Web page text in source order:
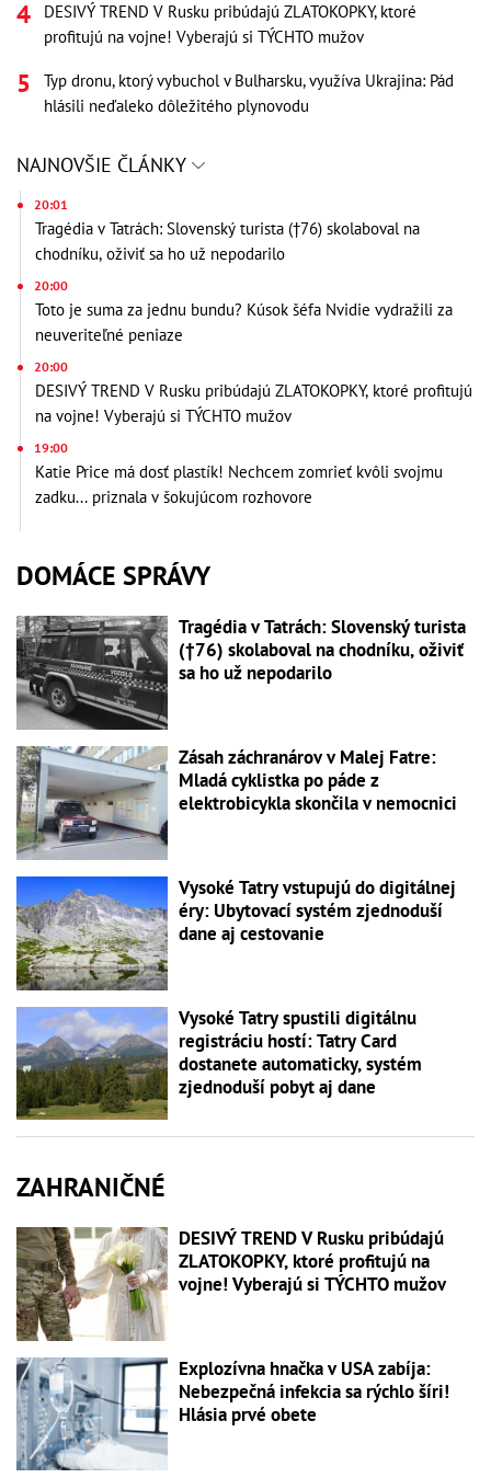
DESIVÝ TREND V Rusku pribúdajú ZLATOKOPKY, ktoré
profitujú na vojne! Vyberajú si TÝCHTO mužov
Typ dronu, ktorý vybuchol v Bulharsku, využíva Ukrajina: Pád
hlásili neďaleko dôležitého plynovodu
NAJNOVŠIE ČLÁNKY
20:01
Tragédia v Tatrách: Slovenský turista (†76) skolaboval na
chodníku, oživiť sa ho už nepodarilo
20:00
Toto je suma za jednu bundu? Kúsok šéfa Nvidie vydražili za
neuveriteľné peniaze
20:00
DESIVÝ TREND V Rusku pribúdajú ZLATOKOPKY, ktoré profitujú
na vojne! Vyberajú si TÝCHTO mužov
19:00
Katie Price má dosť plastík! Nechcem zomrieť kvôli svojmu
zadku... priznala v šokujúcom rozhovore
DOMÁCE SPRÁVY
Tragédia v Tatrách: Slovenský turista
(†76) skolaboval na chodníku, oživiť
sa ho už nepodarilo
Zásah záchranárov v Malej Fatre:
Mladá cyklistka po páde z
elektrobicykla skončila v nemocnici
Vysoké Tatry vstupujú do digitálnej
éry: Ubytovací systém zjednoduší
dane aj cestovanie
Vysoké Tatry spustili digitálnu
registráciu hostí: Tatry Card
dostanete automaticky, systém
zjednoduší pobyt aj dane
ZAHRANIČNÉ
DESIVÝ TREND V Rusku pribúdajú
ZLATOKOPKY, ktoré profitujú na
vojne! Vyberajú si TÝCHTO mužov
Explozívna hnačka v USA zabíja:
Nebezpečná infekcia sa rýchlo šíri!
Hlásia prvé obete